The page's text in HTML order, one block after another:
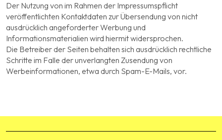
Der Nutzung von im Rahmen der Impressumspflicht
veröffentlichten Kontaktdaten zur Übersendung von nicht
ausdrücklich angeforderter Werbung und
Informationsmaterialien wird hiermit widersprochen.
Die Betreiber der Seiten behalten sich ausdrücklich rechtliche
Schritte im Falle der unverlangten Zusendung von
Werbeinformationen, etwa durch Spam-E-Mails, vor.